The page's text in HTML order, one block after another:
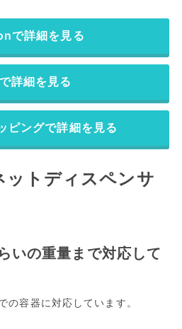
で詳細を見る
詳細を見る
ピングで詳細を見る
ットディスペンサ
いの重量まで対応して
容器に対応しています。